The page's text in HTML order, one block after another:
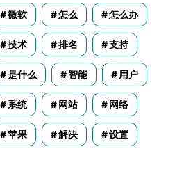
微软 怎么 怎么办
技术 排名 支持
是什么 智能 用户
系统 网站 网络
苹果 解决 设置